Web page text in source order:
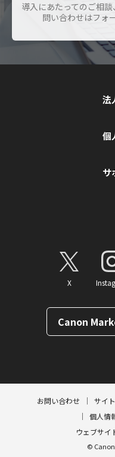
導入にあたってのご相
問い合わせはフォ
法
個
サ
X
Canon
お問い合わせ サイ
個人情
ウェブサイ
©